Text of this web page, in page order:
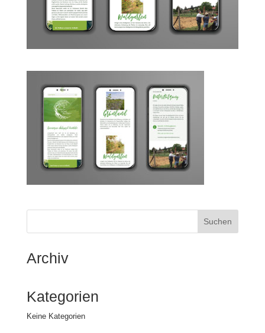
Archiv
Kategorien
Keine Kategorien